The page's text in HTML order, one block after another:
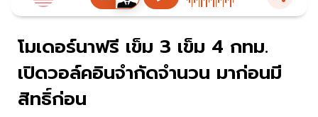
โมเดอร์นาฟรี เข็ม 3 เข็ม 4 กทม.
เปิดวอล์คอินจำกัดจำนวน มาก่อนมี
สิทธิ์ก่อน